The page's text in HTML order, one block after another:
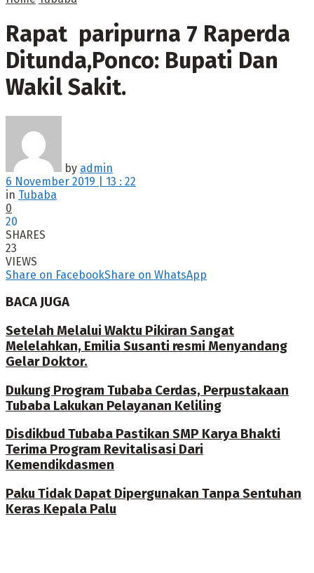
Rapat paripurna 7 Raperda
Ditunda,Ponco: Bupati Dan
Wakil Sakit.
by admin
6 November 2019 | 13 : 22
in Tubaba
0
20
SHARES
23
VIEWS
Share on FacebookShare on WhatsApp
BACA JUGA
Setelah Melalui Waktu Pikiran Sangat
Melelahkan, Emilia Susanti resmi Menyandang
Gelar Doktor.
Dukung Program Tubaba Cerdas, Perpustakaan
Tubaba Lakukan Pelayanan Keliling
Disdikbud Tubaba Pastikan SMP Karya Bhakti
Terima Program Revitalisasi Dari
Kemendikdasmen
Paku Tidak Dapat Dipergunakan Tanpa Sentuhan
Keras Kepala Palu